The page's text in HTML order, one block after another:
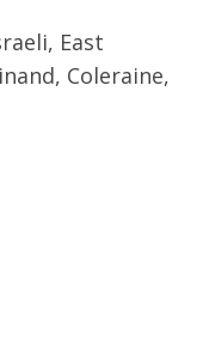
East
Coleraine,